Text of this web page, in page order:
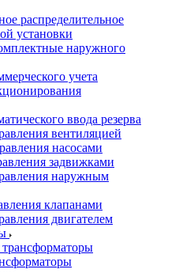
распределительное
установки
наружного
учета
ввода резерва
вентиляцией
насосами
задвижками
наружным
клапанами
двигателем